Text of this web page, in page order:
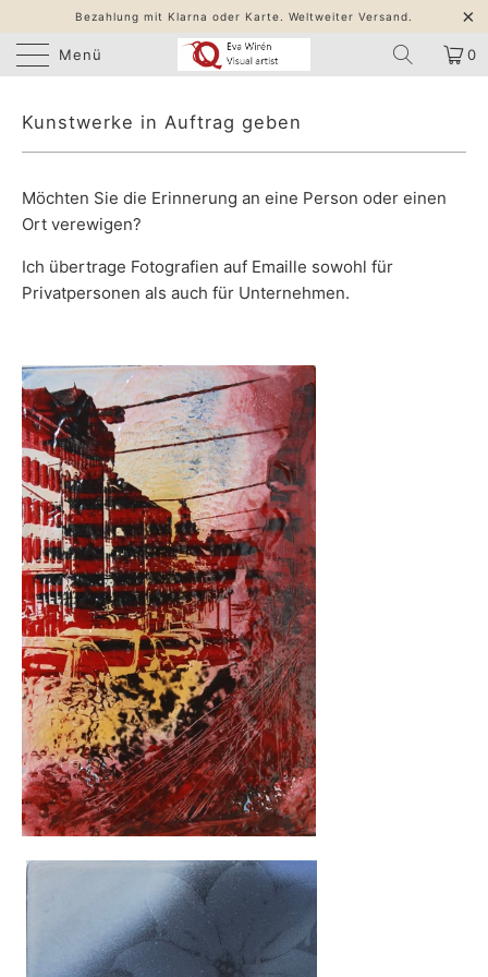
Bezahlung mit Klarna oder Karte. Weltweiter Versand.
Menü 0
Kunstwerke in Auftrag geben
Möchten Sie die Erinnerung an eine Person oder einen
Ort verewigen?
Ich übertrage Fotografien auf Emaille sowohl für
Privatpersonen als auch für Unternehmen.